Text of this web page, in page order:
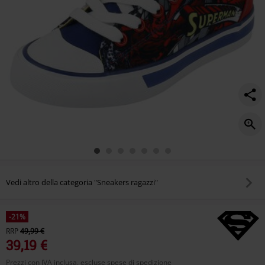
Vedi altro della categoria "Sneakers ragazzi"
-21%
RRP49,99 €
39,19 €
Prezzi con IVA inclusa, escluse spese di spedizione